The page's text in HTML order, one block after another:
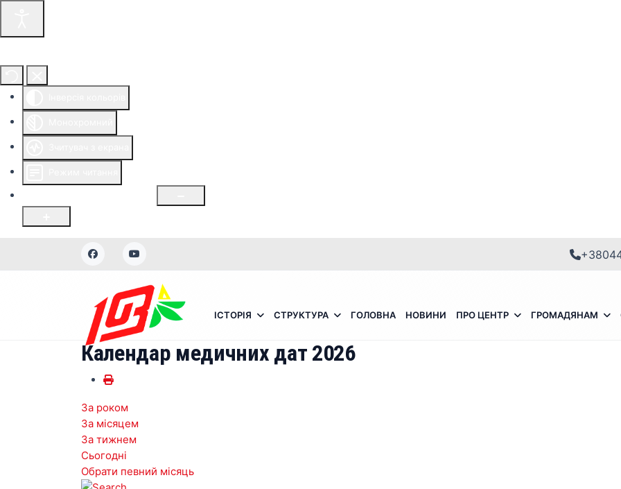
ІСТОРІЯ СТРУКТУРА ГОЛОВНА НОВИНИ ПРО ЦЕНТР ГРОМАДЯНАМ
Календар медичних дат 2026
За роком
За місяцем
За тижнем
Сьогодні
Обрати певний місяць